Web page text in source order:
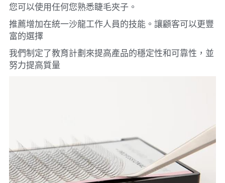
您可以使用任何您熟悉睫毛夾子。
推薦增加在統一沙龍工作人員的技能。讓顧客可以更豐
富的選擇
我們制定了教育計劃來提高產品的穩定性和可靠性，並
努力提高質量